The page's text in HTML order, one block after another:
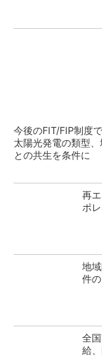
今後のFIT/FIP制度
太陽光発電の類型
との共生を条件に
再
ポ
地
件
全
給